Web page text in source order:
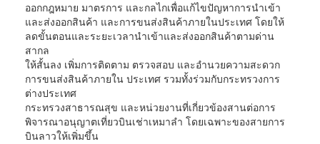
ออกกฎหมาย มาตรการ และกลไกเพื่อแก้ไขปัญหาการนำเข้า
และส่งออกสินค้า และการขนส่งสินค้าภายในประเทศ โดยให้
ลดขั้นตอนและระยะเวลานำเข้าและส่งออกสินค้าตามด่าน
สากล
ให้สั้นลง เพิ่มการติดตาม ตรวจสอบ และอำนวยความสะดวก
การขนส่งสินค้าภายใน ประเทศ รวมทั้งร่วมกับกระทรวงการ
ต่างประเทศ
กระทรวงสาธารณสุข และหน่วยงานที่เกี่ยวข้องสานต่อการ
พิจารณาอนุญาตเที่ยวบินเช่าเหมาลำ โดยเฉพาะของสายการ
บินลาวให้เพิ่มขึ้น